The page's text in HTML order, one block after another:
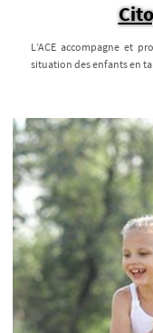
L’ACE accompagne et
situation des enfants en